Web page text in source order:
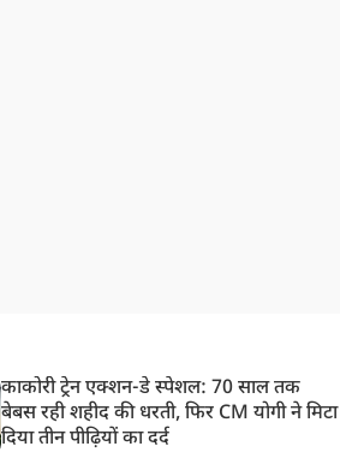
काकोरी ट्रेन एक्शन-डे स्पेशल: 70 साल तक
बेबस रही शहीद की धरती, फिर CM योगी ने मिटा
दिया तीन पीढ़ियों का दर्द